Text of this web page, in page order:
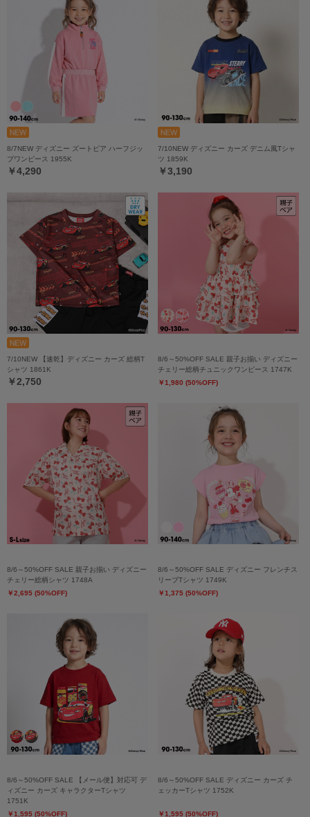
8/7NEW ディズニー ズートピア ハーフジッ
プワンピース 1955K
￥4,290
7/10NEW ディズニー カーズ デニム風Tシャ
ツ 1859K
￥3,190
7/10NEW 【速乾】ディズニー カーズ 総柄T
シャツ 1861K
￥2,750
8/6～50%OFF SALE 親子お揃い ディズニー
チェリー総柄チュニックワンピース 1747K
￥1,980 (50%OFF)
8/6～50%OFF SALE 親子お揃い ディズニー
チェリー総柄シャツ 1748A
￥2,695 (50%OFF)
8/6～50%OFF SALE ディズニー フレンチス
リーブTシャツ 1749K
￥1,375 (50%OFF)
8/6～50%OFF SALE 【メール便】対応可 デ
ィズニー カーズ キャラクターTシャツ
1751K
￥1,595 (50%OFF)
8/6～50%OFF SALE ディズニー カーズ チ
ェッカーTシャツ 1752K
￥1,595 (50%OFF)